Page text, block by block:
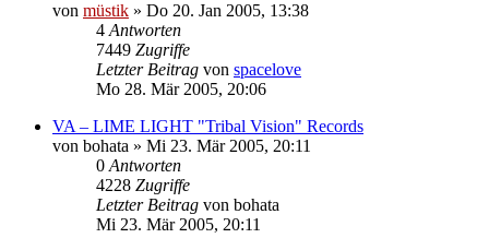
von müstik » Do 20. Jan 2005, 13:38
4 Antworten
7449 Zugriffe
Letzter Beitrag von spacelove
Mo 28. Mär 2005, 20:06
VA – LIME LIGHT "Tribal Vision" Records
von bohata » Mi 23. Mär 2005, 20:11
0 Antworten
4228 Zugriffe
Letzter Beitrag von bohata
Mi 23. Mär 2005, 20:11